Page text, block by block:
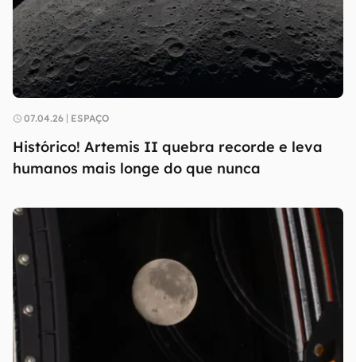
07.04.26 ESPAÇO
Histórico! Artemis II quebra recorde e leva
humanos mais longe do que nunca